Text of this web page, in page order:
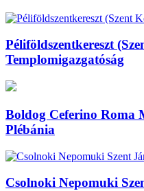
Péliföldszentkereszt
Templomigazgatóság
Boldog Ceferino Roma
Plébánia
Csolnoki Nepomuki